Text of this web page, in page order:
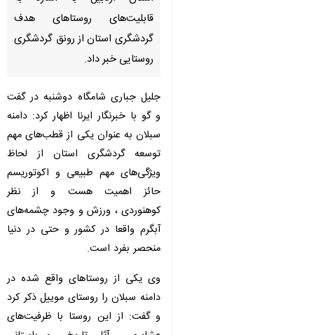
بوم‌گردی روستایی
اردبیل - ایرنا - مدیرکل میراث
استان اردبیل با اشاره به
قابلیت‌های روستاهای هدف
گردشگری استان از رونق گردشگری
روستایی خبر داد.
جلیل جباری شامگاه دوشنبه در گفت
و گو با خبرنگار ایرنا اظهار کرد: دامنه
سبلان به عنوان یکی از قطب‌های مهم
توسعه گردشگری استان از لحاظ
ویژگی‌های مهم طبیعی و اکوتوریسم
حائز اهمیت هست و از نظر کوهنوردی
، ورزش و وجود چشمه‌های آبگرم
واقعا در کشور و حتی در دنیا منحصر